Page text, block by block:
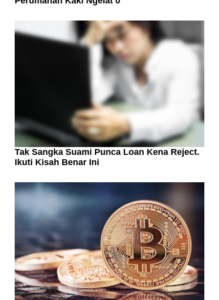
Tak Sangka Suami Punca Loan Kena Reject.
Ikuti Kisah Benar Ini